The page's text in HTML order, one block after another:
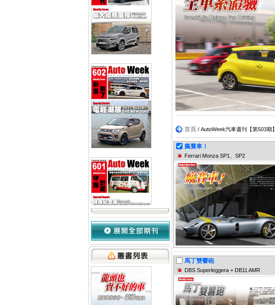
首頁 / AutoWeek汽車週刊【第503期】
瘋賽車！
Ferrari Monza SP1、SP2
馬丁雙響砲
DBS Superleggera + DB11 AMR